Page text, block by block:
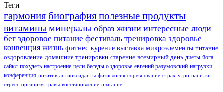
Теги
гармония биографияполезные продукты
витаминыминералы образ жизни интересные люди
бег здоровое питание фестиваль тренировка здоровье
конвенция жизнь фитнес курение выставка микроэлементы питание
оздоровление домашние тренировки старение всемирный день диеты йога
сайкл похудеть настроение цели беседы о здоровье евгений разумовский нагрузки
конференция позитив антиоксиданты физиология соревнование страх утро напитки
стресс организм травы восстановление плавание